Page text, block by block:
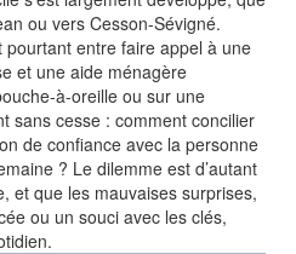
ou vers Cesson-Sévigné.
pourtant entre faire appel à une
et une aide ménagère
à-oreille ou sur une
sans cesse : comment concilier
de confiance avec la personne
? Le dilemme est d’autant
et que les mauvaises surprises,
ou un souci avec les clés,